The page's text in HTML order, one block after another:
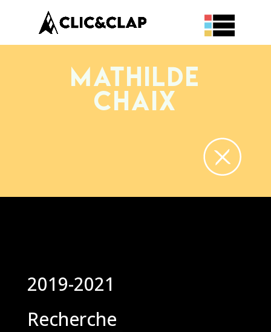
Mathilde
CHAIX
2019-2021
Recherche